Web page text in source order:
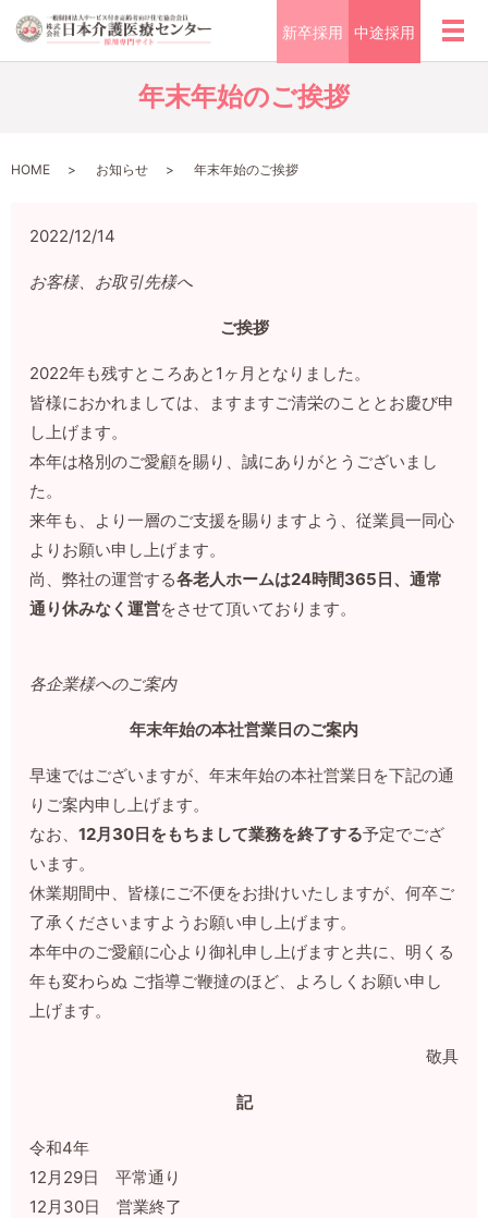
新卒採用 中途採用 メ
年末年始のご挨拶
HOME お知らせ 年末年始のご挨拶
2022/12/14
お客様、お取引先様へ
ご挨拶
2022年も残すところあと1ヶ月となりました。
皆様におかれましては、ますますご清栄のこととお慶び申
し上げます。
本年は格別のご愛顧を賜り、誠にありがとうございまし
た。
来年も、より一層のご支援を賜りますよう、従業員一同心
よりお願い申し上げます。
尚、弊社の運営する各老人ホームは24時間365日、通常
通り休みなく運営をさせて頂いております。
各企業様へのご案内
年末年始の本社営業日のご案内
早速ではございますが、年末年始の本社営業日を下記の通
りご案内申し上げます。
なお、12月30日をもちまして業務を終了する予定でござ
います。
休業期間中、皆様にご不便をお掛けいたしますが、何卒ご
了承くださいますようお願い申し上げます。
本年中のご愛顧に心より御礼申し上げますと共に、明くる
年も変わらぬ ご指導ご鞭撻のほど、よろしくお願い申し
上げます。
敬具
記
令和4年
12月29日 平常通り
12月30日 営業終了